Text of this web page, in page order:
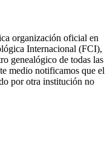
organización oficial en
Internacional (FCI),
genealógico de todas las
medio notificamos que el
por otra institución no